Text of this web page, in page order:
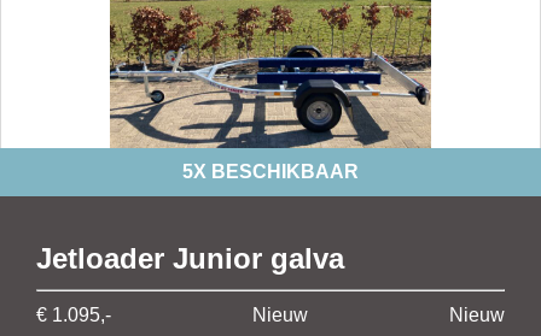
5X BESCHIKBAAR
Jetloader Junior galva
€ 1.095,- Nieuw Nieuw